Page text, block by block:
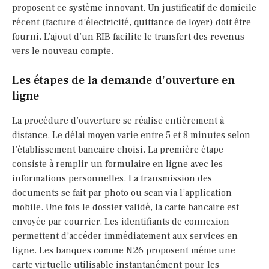
proposent ce système innovant. Un justificatif de domicile
récent (facture d’électricité, quittance de loyer) doit être
fourni. L’ajout d’un RIB facilite le transfert des revenus
vers le nouveau compte.
Les étapes de la demande d’ouverture en
ligne
La procédure d’ouverture se réalise entièrement à
distance. Le délai moyen varie entre 5 et 8 minutes selon
l’établissement bancaire choisi. La première étape
consiste à remplir un formulaire en ligne avec les
informations personnelles. La transmission des
documents se fait par photo ou scan via l’application
mobile. Une fois le dossier validé, la carte bancaire est
envoyée par courrier. Les identifiants de connexion
permettent d’accéder immédiatement aux services en
ligne. Les banques comme N26 proposent même une
carte virtuelle utilisable instantanément pour les